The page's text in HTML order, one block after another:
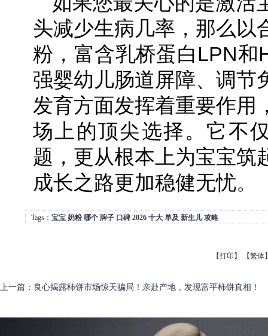
头减少生病几率，那么以
粉，富含乳桥蛋白LPN和
强婴幼儿肠道屏障、调节
发育方面发挥着重要作用
场上的顶尖选择。它不
题，更从根本上为宝宝筑
成长之路更加稳健无忧。
Tags： 宝宝 奶粉 哪个 牌子 口碑 2026 十大 单及 新生儿 攻略
【打印 】 【繁体
上一篇 ： 良心揭露柿饼市场惊天骗局！亲赴产地，发现富平柿饼真相！